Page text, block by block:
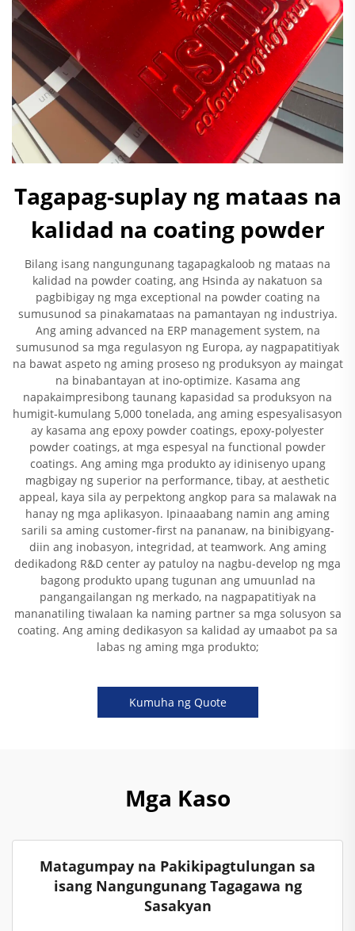
Tagapag-suplay ng mataas na
kalidad na coating powder
Bilang isang nangungunang tagapagkaloob ng mataas na
kalidad na powder coating, ang Hsinda ay nakatuon sa
pagbibigay ng mga exceptional na powder coating na
sumusunod sa pinakamataas na pamantayan ng industriya.
Ang aming advanced na ERP management system, na
sumusunod sa mga regulasyon ng Europa, ay nagpapatitiyak
na bawat aspeto ng aming proseso ng produksyon ay maingat
na binabantayan at ino-optimize. Kasama ang
napakaimpresibong taunang kapasidad sa produksyon na
humigit-kumulang 5,000 tonelada, ang aming espesyalisasyon
ay kasama ang epoxy powder coatings, epoxy-polyester
powder coatings, at mga espesyal na functional powder
coatings. Ang aming mga produkto ay idinisenyo upang
magbigay ng superior na performance, tibay, at aesthetic
appeal, kaya sila ay perpektong angkop para sa malawak na
hanay ng mga aplikasyon. Ipinaaabang namin ang aming
sarili sa aming customer-first na pananaw, na binibigyang-
diin ang inobasyon, integridad, at teamwork. Ang aming
dedikadong R&D center ay patuloy na nagbu-develop ng mga
bagong produkto upang tugunan ang umuunlad na
pangangailangan ng merkado, na nagpapatitiyak na
mananatiling tiwalaan ka naming partner sa mga solusyon sa
coating. Ang aming dedikasyon sa kalidad ay umaabot pa sa
labas ng aming mga produkto;
Kumuha ng Quote
Mga Kaso
Matagumpay na Pakikipagtulungan sa
isang Nangungunang Tagagawa ng
Sasakyan